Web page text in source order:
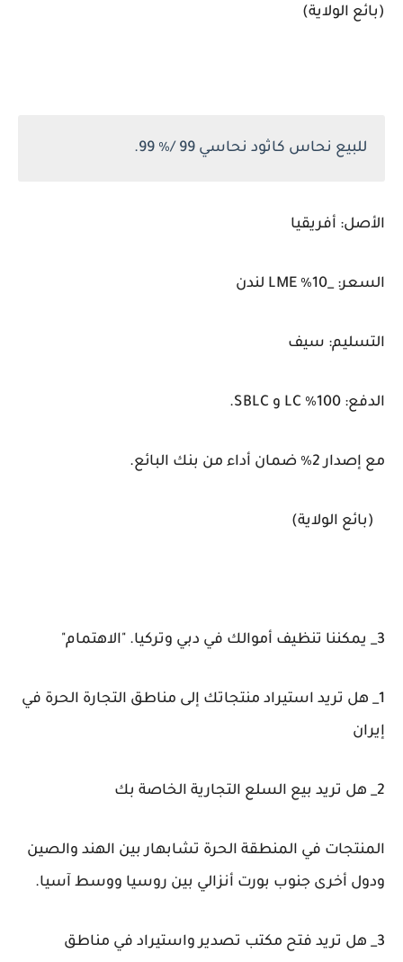
(بائع الولاية)
للبيع نحاس كاثود نحاسي 99 /٪ 99.
الأصل: أفريقيا
السعر: _10٪ LME لندن
التسليم: سيف
الدفع: 100٪ LC و SBLC.
مع إصدار 2٪ ضمان أداء من بنك البائع.
(بائع الولاية)
3_ يمكننا تنظيف أموالك في دبي وتركيا. "الاهتمام"
1_ هل تريد استيراد منتجاتك إلى مناطق التجارة الحرة في
إيران
2_ هل تريد بيع السلع التجارية الخاصة بك
المنتجات في المنطقة الحرة تشابهار بين الهند والصين
ودول أخرى جنوب بورت أنزالي بين روسيا ووسط آسيا.
3_ هل تريد فتح مكتب تصدير واستيراد في مناطق